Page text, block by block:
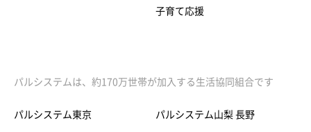
子育て応援
パルシステムは、約170万世帯が加入する生活協同組合です
パルシステム東京 パルシステム山梨 長野